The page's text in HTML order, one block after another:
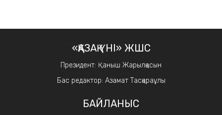
«ҚАЗАҚ ҮНІ» ЖШС
Президент: Қаныш Жарылқасын
Бас редактор: Азамат Тасқараұлы
БАЙЛАНЫС